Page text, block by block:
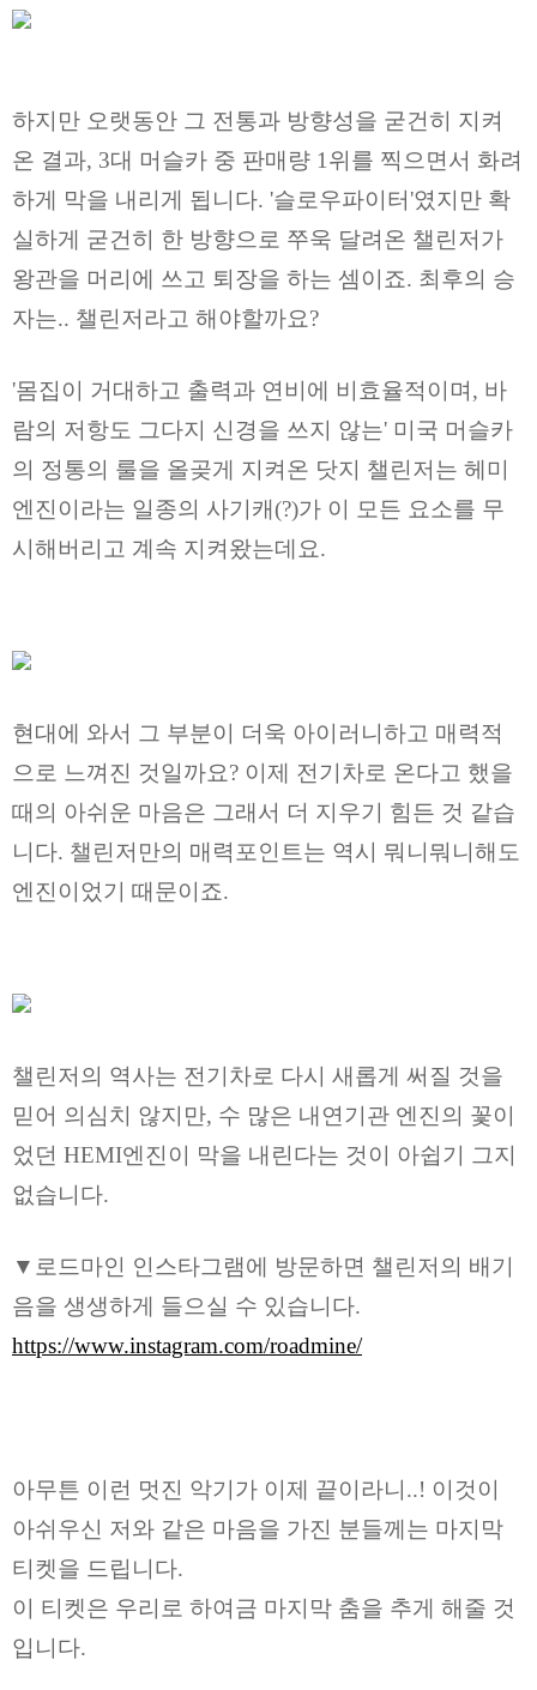
하지만 오랫동안 그 전통과 방향성을 굳건히 지켜
온 결과, 3대 머슬카 중 판매량 1위를 찍으면서 화려
하게 막을 내리게 됩니다. '슬로우파이터'였지만 확
실하게 굳건히 한 방향으로 쭈욱 달려온 챌린저가
왕관을 머리에 쓰고 퇴장을 하는 셈이죠. 최후의 승
자는.. 챌린저라고 해야할까요?
'몸집이 거대하고 출력과 연비에 비효율적이며, 바
람의 저항도 그다지 신경을 쓰지 않는' 미국 머슬카
의 정통의 룰을 올곶게 지켜온 닷지 챌린저는 헤미
엔진이라는 일종의 사기캐(?)가 이 모든 요소를 무
시해버리고 계속 지켜왔는데요.
현대에 와서 그 부분이 더욱 아이러니하고 매력적
으로 느껴진 것일까요? 이제 전기차로 온다고 했을
때의 아쉬운 마음은 그래서 더 지우기 힘든 것 같습
니다. 챌린저만의 매력포인트는 역시 뭐니뭐니해도
엔진이었기 때문이죠.
챌린저의 역사는 전기차로 다시 새롭게 써질 것을
믿어 의심치 않지만, 수 많은 내연기관 엔진의 꽃이
었던 HEMI엔진이 막을 내린다는 것이 아쉽기 그지
없습니다.
▼로드마인 인스타그램에 방문하면 챌린저의 배기
음을 생생하게 들으실 수 있습니다.
https://www.instagram.com/roadmine/
아무튼 이런 멋진 악기가 이제 끝이라니..! 이것이
아쉬우신 저와 같은 마음을 가진 분들께는 마지막
티켓을 드립니다.
이 티켓은 우리로 하여금 마지막 춤을 추게 해줄 것
입니다.